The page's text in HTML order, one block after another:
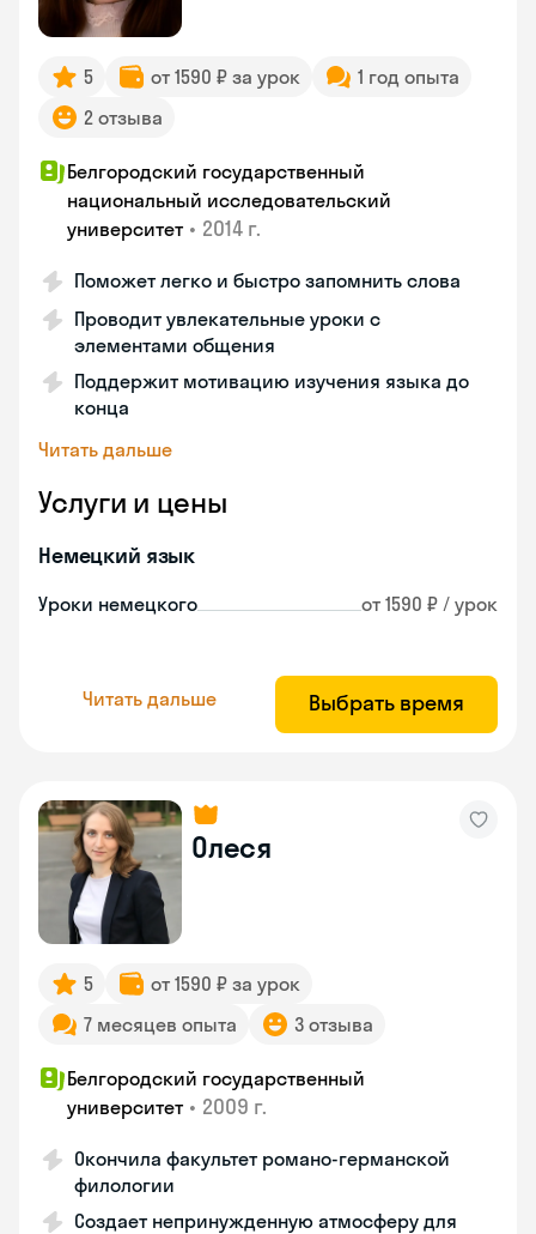
5 от 1590 ₽ за урок
1 год опыта
2 отзыва
Белгородский государственный
национальный исследовательский
университет • 2014 г.
Поможет легко и быстро запомнить слова
Проводит увлекательные уроки с
элементами общения
Поддержит мотивацию изучения языка до
конца
Читать дальше
Услуги и цены
Немецкий язык
Уроки немецкого от 1590 ₽ / урок
Читать дальше Выбрать время
Олеся
5
от 1590 ₽ за урок
7 месяцев опыта
3 отзыва
Белгородский государственный
университет • 2009 г.
Окончила факультет романо-германской
филологии
Создает непринужденную атмосферу для